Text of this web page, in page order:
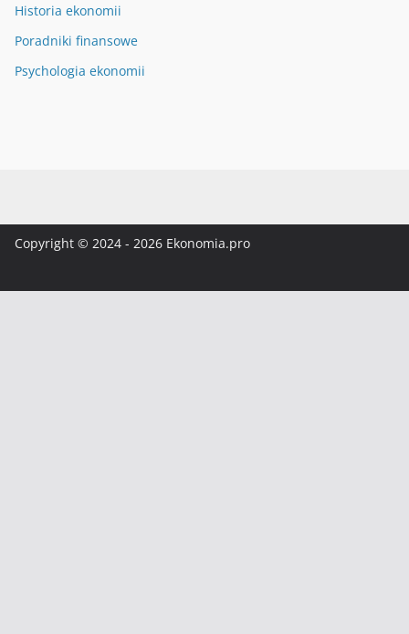
Historia ekonomii
Poradniki finansowe
Psychologia ekonomii
Copyright © 2024 - 2026 Ekonomia.pro